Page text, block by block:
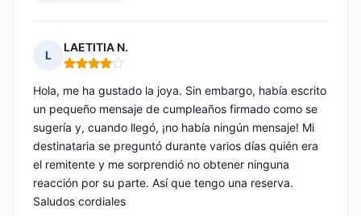
L
LAETITIA N.
Nota: 4 de 5
Hola, me ha gustado la joya. Sin embargo, había escrito
un pequeño mensaje de cumpleaños firmado como se
sugería y, cuando llegó, ¡no había ningún mensaje! Mi
destinataria se preguntó durante varios días quién era
el remitente y me sorprendió no obtener ninguna
reacción por su parte. Así que tengo una reserva.
Saludos cordiales